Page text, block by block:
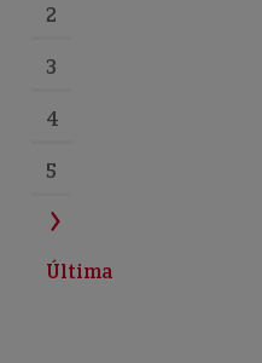
2
3
4
5
Última